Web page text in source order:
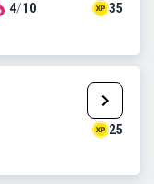
4/10
35
25